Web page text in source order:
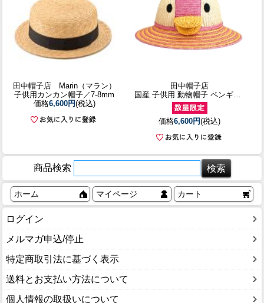
田中帽子店 Marin（マラン）
子供用カンカン帽子／7-8mm
価格6,600円(税込)
田中帽子店
国産 子供用 動物帽子 ペンギン 52cm
価格6,600円(税込)
商品検索
ホーム マイページ カート
ログイン
メルマガ申込/停止
特定商取引法に基づく表示
送料とお支払い方法について
個人情報の取扱いについて